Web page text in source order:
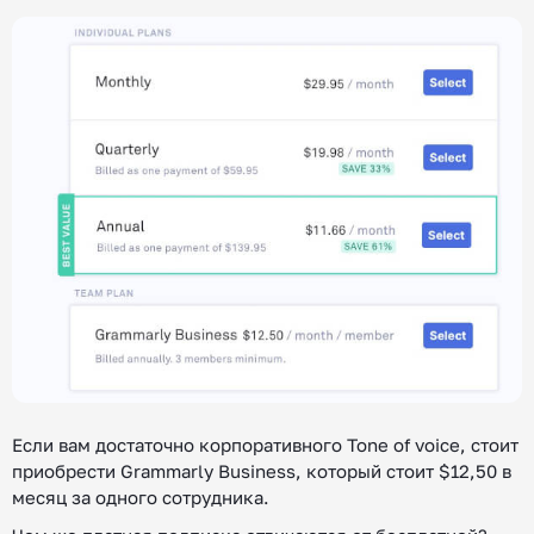
Если вам достаточно корпоративного Tone of voice, стоит
приобрести Grammarly Business, который стоит $12,50 в
месяц за одного сотрудника.